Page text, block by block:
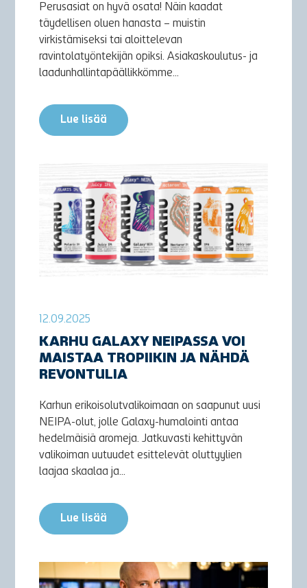
Perusasiat on hyvä osata! Näin kaadat
täydellisen oluen hanasta – muistin
virkistämiseksi tai aloittelevan
ravintolatyöntekijän opiksi. Asiakaskoulutus- ja
laadunhallintapäällikkömme...
Lue lisää
12.09.2025
KARHU GALAXY NEIPASSA VOI
MAISTAA TROPIIKIN JA NÄHDÄ
REVONTULIA
Karhun erikoisolutvalikoimaan on saapunut uusi
NEIPA-olut, jolle Galaxy-humalointi antaa
hedelmäisiä aromeja. Jatkuvasti kehittyvän
valikoiman uutuudet esittelevät oluttyylien
laajaa skaalaa ja...
Lue lisää